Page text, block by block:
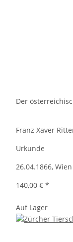
Der
Franz Xaver
Urkunde
26.04.1866, Wien
140,00 € *
Auf Lager